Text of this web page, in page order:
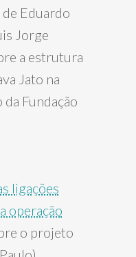
Eduardo
Jorge
a estrutura
Jato na
Fundação
ligações
operação
o projeto